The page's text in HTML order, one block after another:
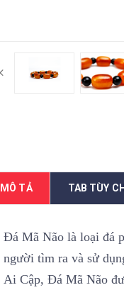
MÔ TẢ TAB TÙY
Đá Mã Não là loại đá
người tìm ra và sử
Ai Cập, Đá Mã Não